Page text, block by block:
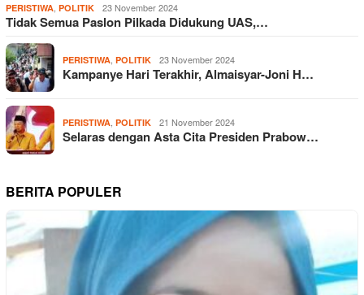
PERISTIWA, POLITIK 23 November 2024
Tidak Semua Paslon Pilkada Didukung UAS,…
PERISTIWA, POLITIK 23 November 2024
Kampanye Hari Terakhir, Almaisyar-Joni H…
PERISTIWA, POLITIK 21 November 2024
Selaras dengan Asta Cita Presiden Prabow…
BERITA POPULER